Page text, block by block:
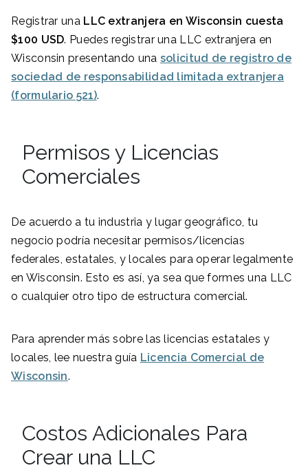
Registrar una LLC extranjera en Wisconsin cuesta
$100 USD. Puedes registrar una LLC extranjera en
Wisconsin presentando una solicitud de registro de
sociedad de responsabilidad limitada extranjera
(formulario 521).
Permisos y Licencias
Comerciales
De acuerdo a tu industria y lugar geográfico, tu
negocio podría necesitar permisos/licencias
federales, estatales, y locales para operar legalmente
en Wisconsin. Esto es así, ya sea que formes una LLC
o cualquier otro tipo de estructura comercial.
Para aprender más sobre las licencias estatales y
locales, lee nuestra guía Licencia Comercial de
Wisconsin.
Costos Adicionales Para
Crear una LLC